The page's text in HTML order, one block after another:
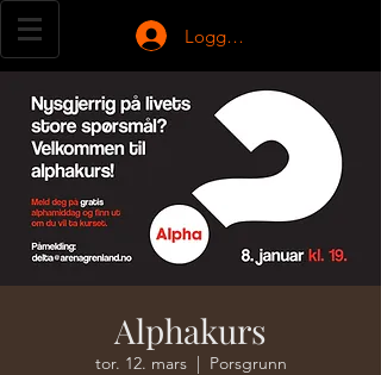
Logg inn
Alphakurs
tor. 12. mars
  |
Porsgrunn